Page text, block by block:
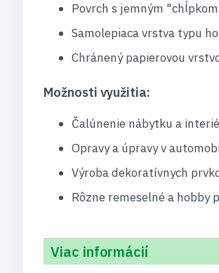
Povrch s jemným
Samolepiaca vrstva typu
Chránený papierovou
Možnosti využitia:
Čalúnenie nábytku a
Opravy a úpravy v
Výroba dekoratívnych
Rôzne remeselné a hobby
Viac informácií